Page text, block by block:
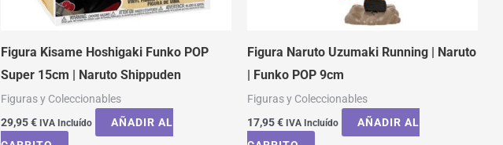
Figura Kisame Hoshigaki Funko POP
Super 15cm | Naruto Shippuden
Figuras y Coleccionables
29,95€ IVA Incluído
AÑADIR AL
Figura Naruto Uzumaki Running | Naruto
| Funko POP 9cm
Figuras y Coleccionables
17,95€ IVA Incluído
AÑADIR AL